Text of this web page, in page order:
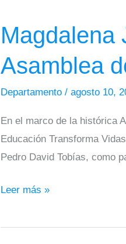
Magdalena
Asamblea
Departamento / agosto 10,
En el marco de la histórica
Educación Transforma
Pedro David Tobías, como
Participa
el
Foro
de
la
Asamblea
Juventudes
Zapayán,
Leer más »